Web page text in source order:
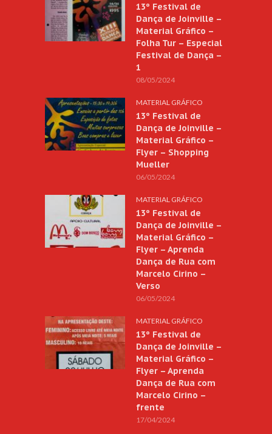
13º Festival de
Dança de Joinville –
Material Gráfico –
Folha Tur – Especial
Festival de Dança –
1
08/05/2024
MATERIAL GRÁFICO
13º Festival de
Dança de Joinville –
Material Gráfico –
Flyer – Shopping
Mueller
06/05/2024
MATERIAL GRÁFICO
13º Festival de
Dança de Joinville –
Material Gráfico –
Flyer – Aprenda
Dança de Rua com
Marcelo Cirino –
Verso
06/05/2024
MATERIAL GRÁFICO
13º Festival de
Dança de Joinville –
Material Gráfico –
Flyer – Aprenda
Dança de Rua com
Marcelo Cirino –
frente
17/04/2024